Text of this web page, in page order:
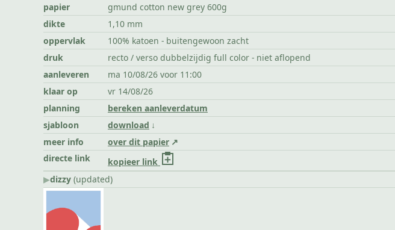
papier
gmund cotton new grey 600g
dikte
1,10 mm
oppervlak
100% katoen - buitengewoon zacht
druk
recto / verso dubbelzijdig full color - niet aflopend
aanleveren
ma 10/08/26 voor 11:00
klaar op
vr 14/08/26
planning
bereken aanleverdatum
sjabloon
download
meer info
over dit papier
directe link
kopieer link
▶︎dizzy (updated)